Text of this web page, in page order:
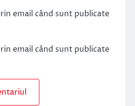
email când sunt publicate
email când sunt publicate